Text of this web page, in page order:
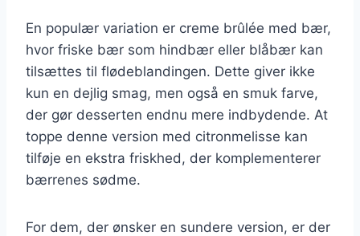
En populær variation er creme brûlée med bær,
hvor friske bær som hindbær eller blåbær kan
tilsættes til flødeblandingen. Dette giver ikke
kun en dejlig smag, men også en smuk farve,
der gør desserten endnu mere indbydende. At
toppe denne version med citronmelisse kan
tilføje en ekstra friskhed, der komplementerer
bærrenes sødme.
For dem, der ønsker en sundere version, er der